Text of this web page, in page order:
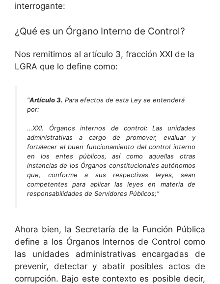
interrogante:
¿Qué es un Órgano Interno de Control?
Nos remitimos al artículo 3, fracción XXI de la
LGRA que lo define como:
“Artículo 3. Para efectos de esta Ley se entenderá
por:
…XXI. Órganos internos de control: Las unidades
administrativas a cargo de promover, evaluar y
fortalecer el buen funcionamiento del control interno
en los entes públicos, así como aquellas otras
instancias de los Órganos constitucionales autónomos
que, conforme a sus respectivas leyes, sean
competentes para aplicar las leyes en materia de
responsabilidades de Servidores Públicos;”
Ahora bien, la Secretaría de la Función Pública
define a los Órganos Internos de Control como
las unidades administrativas encargadas de
prevenir, detectar y abatir posibles actos de
corrupción. Bajo este contexto es posible decir,